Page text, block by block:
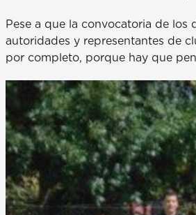
Pese a que la convocatoria de los
autoridades y representantes de
por completo, porque hay que